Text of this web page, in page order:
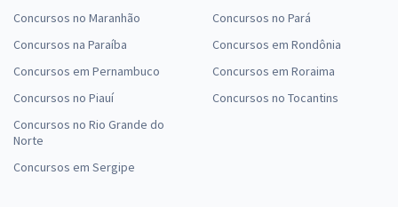
Concursos no Maranhão
Concursos na Paraíba
Concursos em Pernambuco
Concursos no Piauí
Concursos no Rio Grande do
Norte
Concursos em Sergipe
Concursos no Pará
Concursos em Rondônia
Concursos em Roraima
Concursos no Tocantins